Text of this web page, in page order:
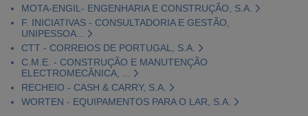
MOTA-ENGIL- ENGENHARIA E CONSTRUÇÃO, S.A.
F. INICIATIVAS - CONSULTADORIA E GESTÃO,
UNIPESSOA...
CTT - CORREIOS DE PORTUGAL, S.A.
C.M.E. - CONSTRUÇÃO E MANUTENÇÃO
ELECTROMECÂNICA, ...
RECHEIO - CASH & CARRY, S.A.
WORTEN - EQUIPAMENTOS PARA O LAR, S.A.